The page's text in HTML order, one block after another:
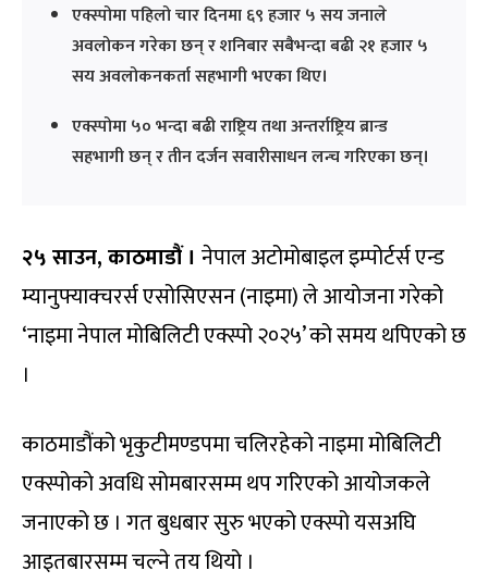
एक्स्पोमा पहिलो चार दिनमा ६९ हजार ५ सय जनाले
अवलोकन गरेका छन् र शनिबार सबैभन्दा बढी २१ हजार ५
सय अवलोकनकर्ता सहभागी भएका थिए।
एक्स्पोमा ५० भन्दा बढी राष्ट्रिय तथा अन्तर्राष्ट्रिय ब्रान्ड
सहभागी छन् र तीन दर्जन सवारीसाधन लन्च गरिएका छन्।
२५ साउन, काठमाडौं । नेपाल अटोमोबाइल इम्पोर्टर्स एन्ड
म्यानुफ्याक्चरर्स एसोसिएसन (नाइमा) ले आयोजना गरेको
‘नाइमा नेपाल मोबिलिटी एक्स्पो २०२५’ को समय थपिएको छ
।
काठमाडौंको भृकुटीमण्डपमा चलिरहेको नाइमा मोबिलिटी
एक्स्पोको अवधि सोमबारसम्म थप गरिएको आयोजकले
जनाएको छ । गत बुधबार सुरु भएको एक्स्पो यसअघि
आइतबारसम्म चल्ने तय थियो ।